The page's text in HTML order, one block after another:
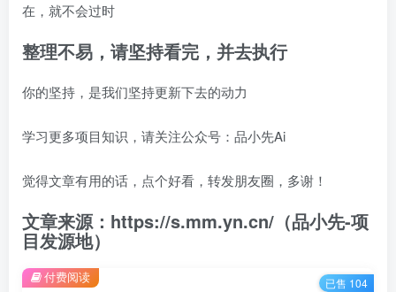
在，就不会过时
整理不易，请坚持看完，并去执行
你的坚持，是我们坚持更新下去的动力
学习更多项目知识，请关注公众号：品小先Ai
觉得文章有用的话，点个好看，转发朋友圈，多谢！
文章来源：https://s.mm.yn.cn/（品小先-项
目发源地）
付费阅读 已售 104